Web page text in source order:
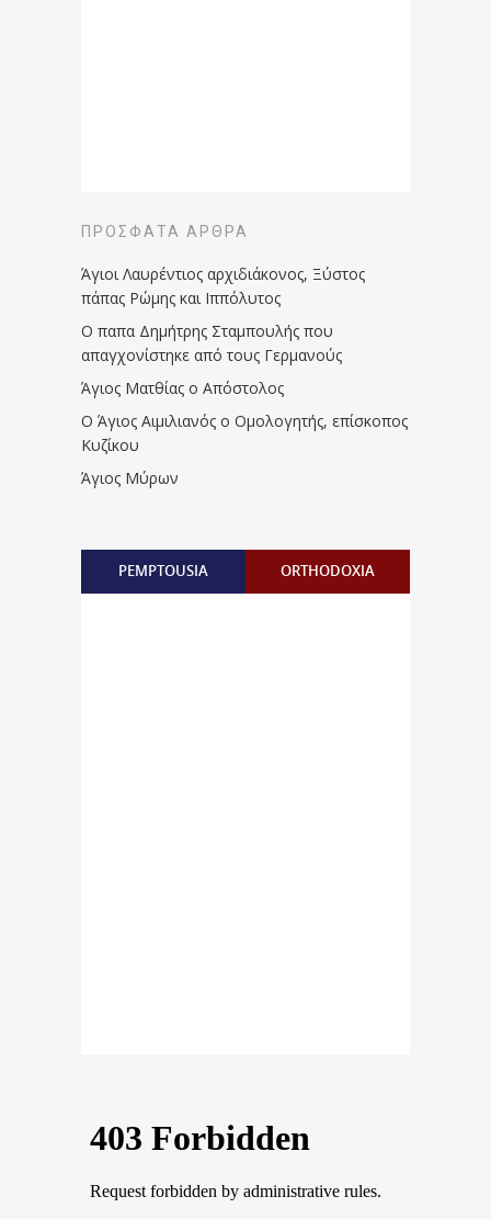
ΠΡΌΣΦΑΤΑ ΆΡΘΡΑ
Άγιοι Λαυρέντιος αρχιδιάκονος, Ξύστος
πάπας Ρώμης και Ιππόλυτος
Ο παπα Δημήτρης Σταμπουλής που
απαγχονίστηκε από τους Γερμανούς
Άγιος Ματθίας ο Απόστολος
Ο Άγιος Αιμιλιανός ο Ομολογητής, επίσκοπος
Κυζίκου
Άγιος Μύρων
PEMPTOUSIA ORTHODOXIA